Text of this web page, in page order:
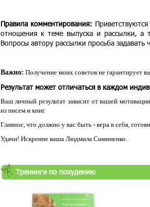
Правила комментирования:
отношения к теме выпуска и рассылки,
Вопросы автору рассылки просьба задавать
Важно: Получение моих советов не гарантирует
Результат может отличаться в каждом
Ваш личный результат зависит от вашей
из писем и книг.
Главное, что должно у вас быть - вера в себя,
Удачи! Искренне ваша Людмила Симиненко.
Тренинги по похудению